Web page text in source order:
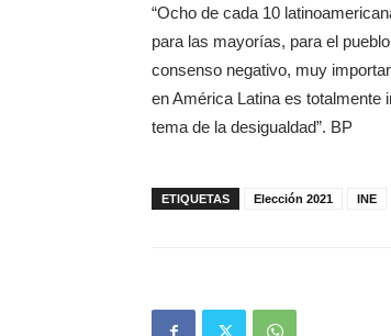
“Ocho de cada 10
para las mayorías, para el
consenso negativo, muy
en América Latina es totalmente
tema de la desigualdad”. BP
ETIQUETAS Elección 2021 INE